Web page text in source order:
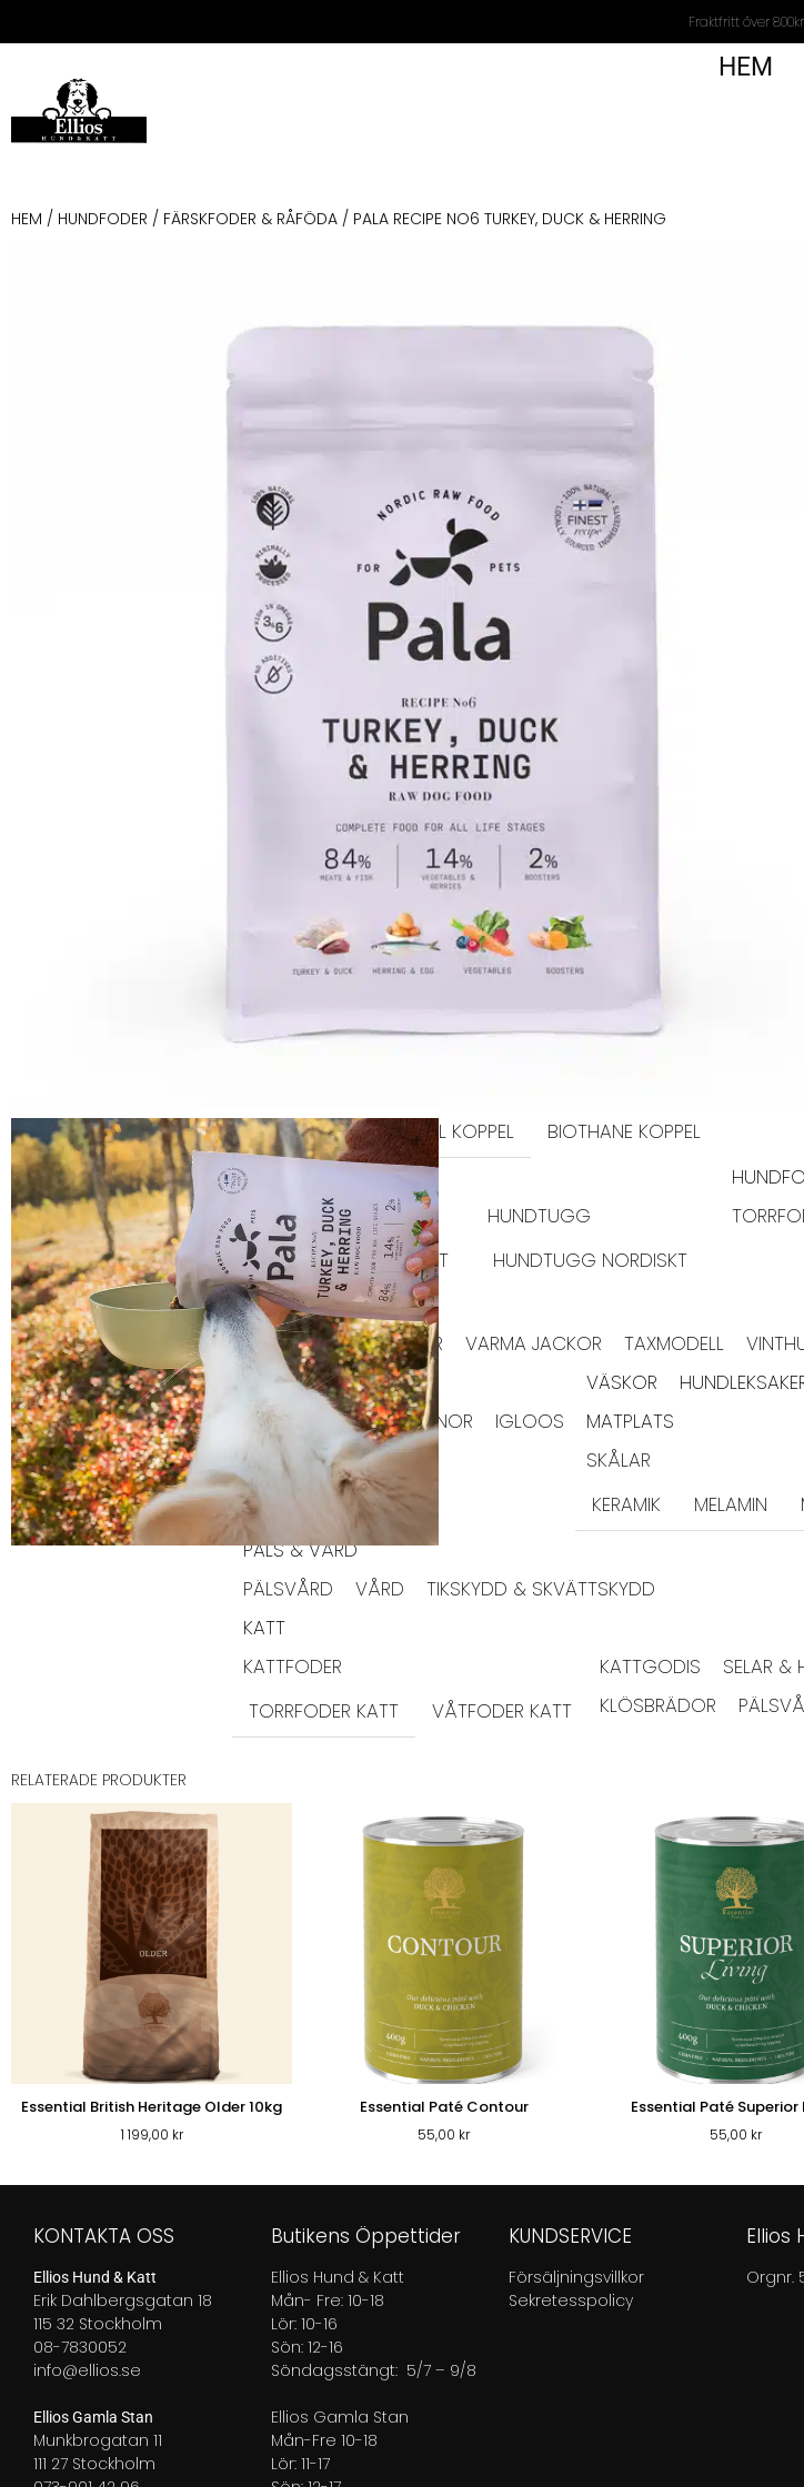
Fraktfritt över 800kr
HEM
SHOP
PROMENADEN
ALLA SELAR
STEP-IN ANTIDRAGSELAR
HALSBAND
LÄDER HALSBAND
LÄDERKOPPEL
TEXTIL KOPPEL BIOTHANE KOPPEL
GODIS & TUGG
HUNDGODIS
HUNDGODIS NORDISKT
HUNDTUGG
HUNDTUGG NORDISKT
HUNDKLÄDER
TRÖJOR
REGNKLÄDER VARMA JACKOR TAXMODELL
SOVPLATS
BÄDDAR
FILTAR DYNOR IGLOOS
VÄSKOR
MATPLATS
SKÅLAR
KERAMIK
MELAMIN
PÄLS & VÅRD
PÄLSVÅRD
VÅRD
TIKSKYDD & SKVÄTTSKYDD
KATT
KATTFODER
TORRFODER KATT
VÅTFODER KATT
KATTGODIS SELAR &
KLÖSBRÄDOR
VARUMÄRKEN
HEM / HUNDFODER / FÄRSKFODER & RÅFÖDA / PALA RECIPE NO6 TURKEY, DUCK & HERRING
RELATERADE PRODUKTER
Essential British Heritage Older 10kg
1 199,00 kr
Essential Paté Contour
55,00 kr
Essential Paté Superior
55,00 kr
KONTAKTA OSS
Ellios Hund & Katt
Erik Dahlbergsgatan 18
115 32 Stockholm
08-7830052
info@ellios.se
Ellios Gamla Stan
Munkbrogatan 11
111 27 Stockholm
Butikens Öppettider
Ellios Hund & Katt
Mån- Fre: 10-18
Lör: 10-16
Sön: 12-16
Söndagsstängt: 5/7 – 9/8
Ellios Gamla Stan
Mån-Fre 10-18
Lör: 11-17
KUNDSERVICE
Försäljningsvillkor
Sekretesspolicy
Ellios
Orgnr.